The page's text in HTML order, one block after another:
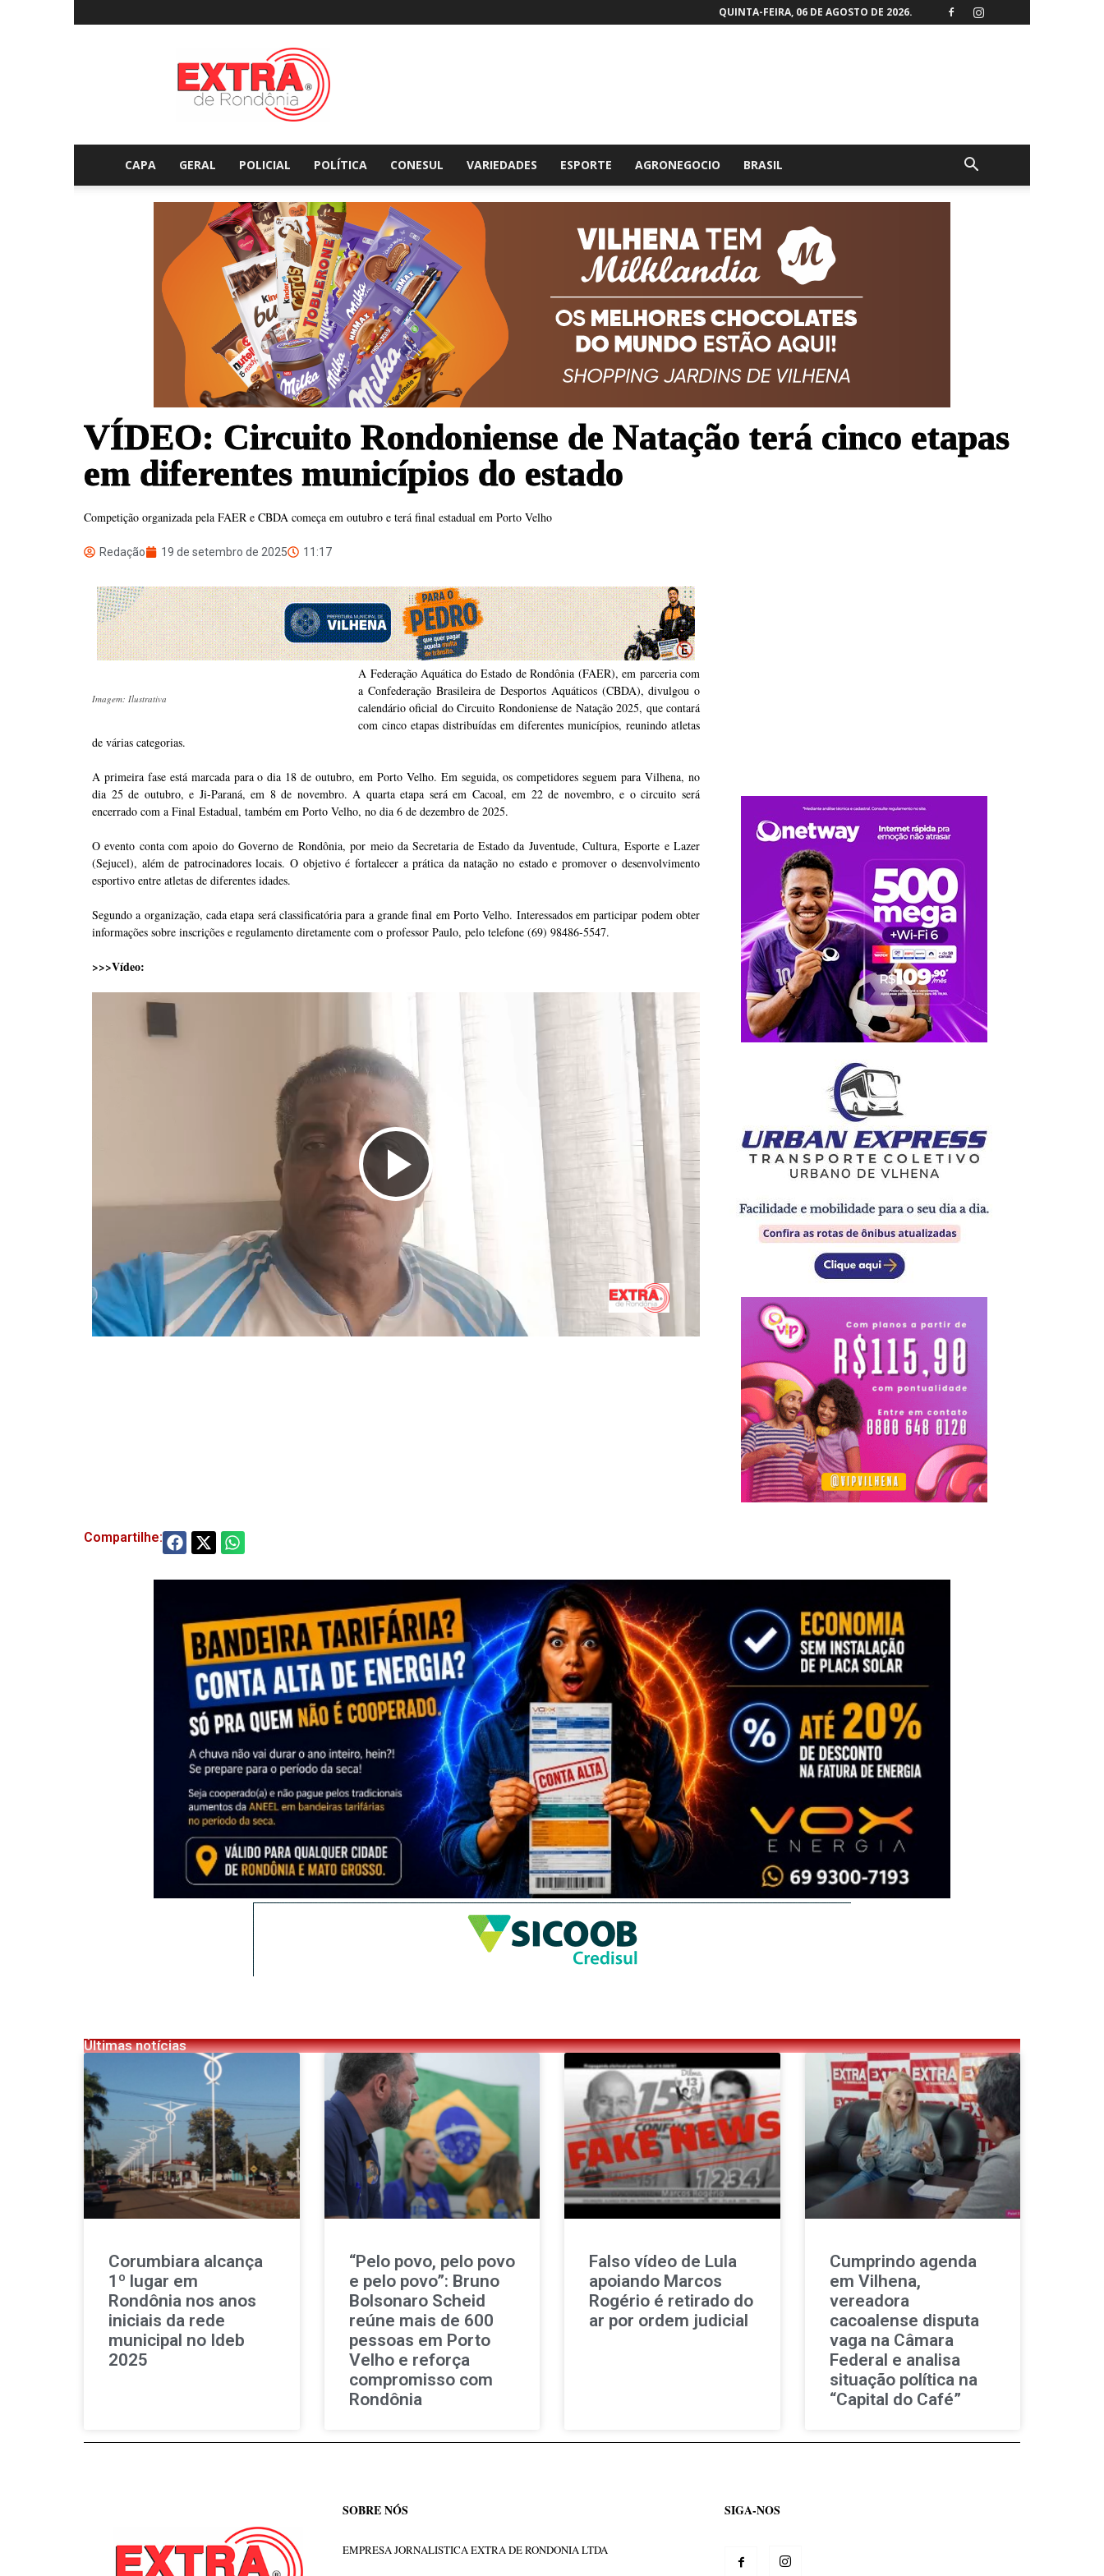
QUINTA-FEIRA, 06 DE AGOSTO DE 2026.
Extraderondonia.com.br
CAPA GERAL POLICIAL POLÍTICA CONESUL VARIEDADES ESPORTE AGRONEGOCIO BRASIL
VÍDEO: Circuito Rondoniense de Natação terá cinco etapas
em diferentes municípios do estado
Competição organizada pela FAER e CBDA começa em outubro e terá final estadual em Porto Velho
Redação 19 de setembro de 2025 11:17
Imagem: Ilustrativa
A Federação Aquática do Estado de Rondônia (FAER), em parceria com
a Confederação Brasileira de Desportos Aquáticos (CBDA), divulgou o
calendário oficial do Circuito Rondoniense de Natação 2025, que contará
com cinco etapas distribuídas em diferentes municípios, reunindo atletas
de várias categorias.
A primeira fase está marcada para o dia 18 de outubro, em Porto Velho. Em seguida, os competidores seguem para Vilhena, no
dia 25 de outubro, e Ji-Paraná, em 8 de novembro. A quarta etapa será em Cacoal, em 22 de novembro, e o circuito será
encerrado com a Final Estadual, também em Porto Velho, no dia 6 de dezembro de 2025.
O evento conta com apoio do Governo de Rondônia, por meio da Secretaria de Estado da Juventude, Cultura, Esporte e Lazer
(Sejucel), além de patrocinadores locais. O objetivo é fortalecer a prática da natação no estado e promover o desenvolvimento
esportivo entre atletas de diferentes idades.
Segundo a organização, cada etapa será classificatória para a grande final em Porto Velho. Interessados em participar podem obter
informações sobre inscrições e regulamento diretamente com o professor Paulo, pelo telefone (69) 98486-5547.
>>>Vídeo:
Tocar
Vídeo
Compartilhe:
Últimas notícias
Corumbiara alcança
1º lugar em
Rondônia nos anos
iniciais da rede
municipal no Ideb
2025
“Pelo povo, pelo povo
e pelo povo”: Bruno
Bolsonaro Scheid
reúne mais de 600
pessoas em Porto
Velho e reforça
compromisso com
Rondônia
Falso vídeo de Lula
apoiando Marcos
Rogério é retirado do
ar por ordem judicial
Cumprindo agenda
em Vilhena,
vereadora
cacoalense disputa
vaga na Câmara
Federal e analisa
situação política na
“Capital do Café”
SOBRE NÓS
EMPRESA JORNALISTICA EXTRA DE RONDONIA LTDA
SIGA-NOS